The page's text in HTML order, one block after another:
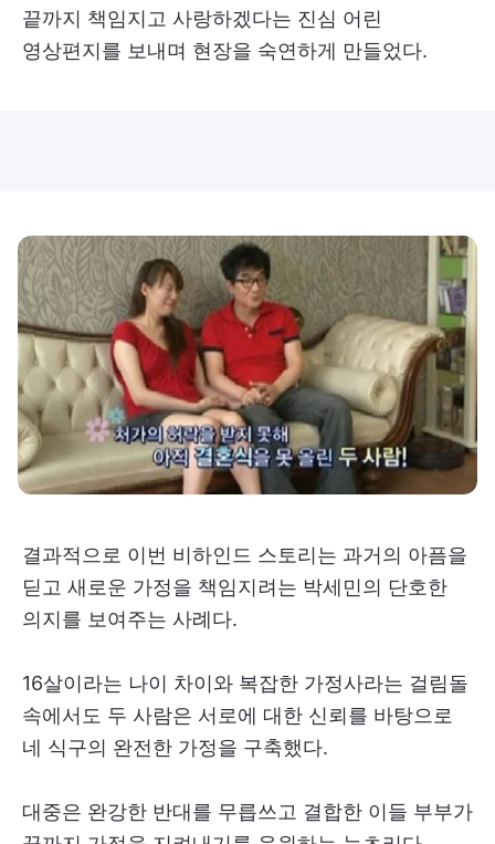
끝까지 책임지고 사랑하겠다는 진심 어린
영상편지를 보내며 현장을 숙연하게 만들었다.
결과적으로 이번 비하인드 스토리는 과거의 아픔을
딛고 새로운 가정을 책임지려는 박세민의 단호한
의지를 보여주는 사례다.
16살이라는 나이 차이와 복잡한 가정사라는 걸림돌
속에서도 두 사람은 서로에 대한 신뢰를 바탕으로
네 식구의 완전한 가정을 구축했다.
대중은 완강한 반대를 무릅쓰고 결합한 이들 부부가